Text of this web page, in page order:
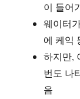
이 들어
웨이터
에 케익
하지만,
번도 나
음